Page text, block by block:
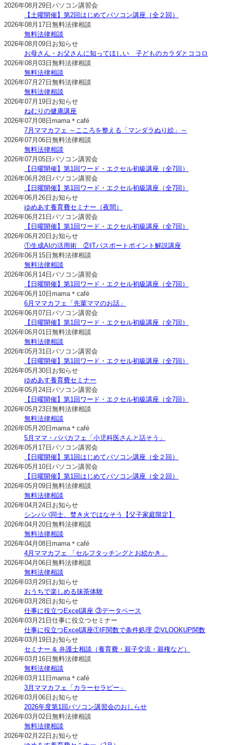
2026年08月29日パソコン講習会
【土曜開催】第2回はじめてパソコン講座（全２回）
2026年08月17日無料法律相談
無料法律相談
2026年08月09日 お知らせ
お母さん・お父さんに知ってほしい 子どものカラダとココロ
2026年08月03日無料法律相談
無料法律相談
2026年07月27日無料法律相談
無料法律相談
2026年07月19日 お知らせ
ねむりの健康講座
2026年07月08日mama＊café
7月ママカフェ ～こころを整える「マンダラぬり絵」～
2026年07月06日無料法律相談
無料法律相談
2026年07月05日パソコン講習会
【日曜開催】第1回ワード・エクセル初級講座（全7回）
2026年06月28日パソコン講習会
【日曜開催】第1回ワード・エクセル初級講座（全7回）
2026年06月26日 お知らせ
ゆめあす養育費セミナー（夜間）
2026年06月21日パソコン講習会
【日曜開催】第1回ワード・エクセル初級講座（全7回）
2026年06月20日 お知らせ
①生成AIの活用術 ②ITパスポートポイント解説講座
2026年06月15日無料法律相談
無料法律相談
2026年06月14日パソコン講習会
【日曜開催】第1回ワード・エクセル初級講座（全7回）
2026年06月10日mama＊café
6月ママカフェ「先輩ママのお話」
2026年06月07日パソコン講習会
【日曜開催】第1回ワード・エクセル初級講座（全7回）
2026年06月01日無料法律相談
無料法律相談
2026年05月31日パソコン講習会
【日曜開催】第1回ワード・エクセル初級講座（全7回）
2026年05月30日 お知らせ
ゆめあす養育費セミナー
2026年05月24日パソコン講習会
【日曜開催】第1回ワード・エクセル初級講座（全7回）
2026年05月23日無料法律相談
無料法律相談
2026年05月20日mama＊café
5月ママ・パパカフェ「小児科医さんと話そう」
2026年05月17日パソコン講習会
【日曜開催】第1回はじめてパソコン講座（全２回）
2026年05月10日パソコン講習会
【日曜開催】第1回はじめてパソコン講座（全２回）
2026年05月09日無料法律相談
無料法律相談
2026年04月24日 お知らせ
シンパパ同士、焚き火ではなそう【父子家庭限定】
2026年04月20日無料法律相談
無料法律相談
2026年04月08日mama＊café
4月ママカフェ 「セルフタッチングとお絵かき」
2026年04月06日無料法律相談
無料法律相談
2026年03月29日 お知らせ
おうちで楽しめる抹茶体験
2026年03月28日 お知らせ
仕事に役立つExcel講座 ③データベース
2026年03月21日仕事に役立つセミナー
仕事に役立つExcel講座①IF関数で条件処理 ②VLOOKUP関数
2026年03月19日 お知らせ
セミナー & 弁護士相談（養育費・親子交流・親権など）
2026年03月16日無料法律相談
無料法律相談
2026年03月11日mama＊café
3月ママカフェ「カラーセラピー」
2026年03月06日 お知らせ
2026年度第1回パソコン講習会のおしらせ
2026年03月02日無料法律相談
無料法律相談
2026年02月22日 お知らせ